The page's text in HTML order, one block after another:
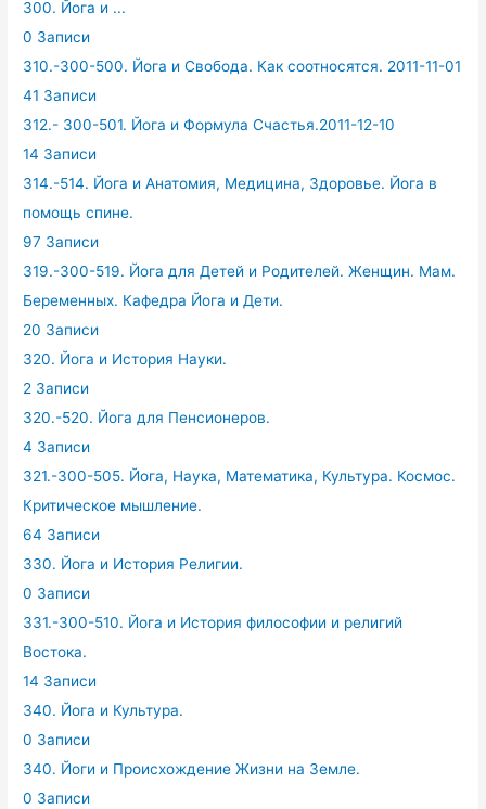
300. Йога и ...
0 Записи
310.-300-500. Йога и Свобода. Как соотносятся. 2011-11-01
41 Записи
312.- 300-501. Йога и Формула Счастья.2011-12-10
14 Записи
314.-514. Йога и Анатомия, Медицина, Здоровье. Йога в
помощь спине.
97 Записи
319.-300-519. Йога для Детей и Родителей. Женщин. Мам.
Беременных. Кафедра Йога и Дети.
20 Записи
320. Йога и История Науки.
2 Записи
320.-520. Йога для Пенсионеров.
4 Записи
321.-300-505. Йога, Наука, Математика, Культура. Космос.
Критическое мышление.
64 Записи
330. Йога и История Религии.
0 Записи
331.-300-510. Йога и История философии и религий
Востока.
14 Записи
340. Йога и Культура.
0 Записи
340. Йоги и Происхождение Жизни на Земле.
0 Записи